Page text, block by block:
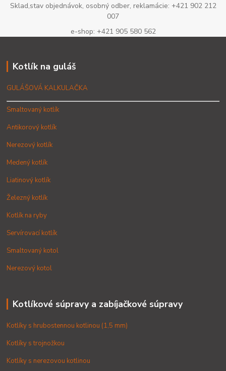
Sklad,stav objednávok, osobný odber, reklamácie: +421 902 212
007
e-shop: +421 905 580 562
Kotlík na guláš
GULÁŠOVÁ KALKULAČKA
Smaltovaný kotlík
Antikorový kotlík
Nerezový kotlík
Medený kotlík
Liatinový kotlík
Železný kotlík
Kotlík na ryby
Servírovací kotlík
Smaltovaný kotol
Nerezový kotol
Kotlíkové súpravy a zabíjačkové súpravy
Kotlíky s hrubostennou kotlinou (1,5 mm)
Kotlíky s trojnožkou
Kotlíky s nerezovou kotlinou